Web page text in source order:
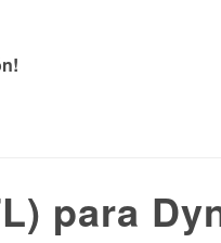
para